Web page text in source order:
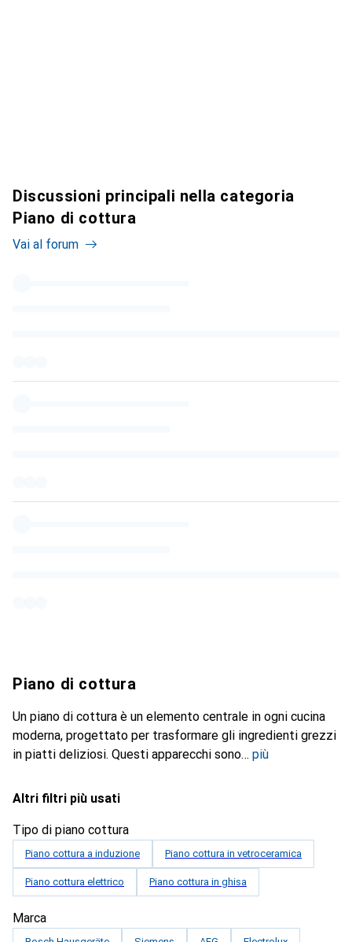
Discussioni principali nella categoria
Piano di cottura
Vai al forum
Piano di cottura
Un piano di cottura è un elemento centrale in ogni cucina
moderna, progettato per trasformare gli ingredienti grezzi
in piatti deliziosi. Questi apparecchi sono
più
Altri filtri più usati
Tipo di piano cottura
Piano cottura a induzione Piano cottura in vetroceramica
Piano cottura elettrico Piano cottura in ghisa
Marca